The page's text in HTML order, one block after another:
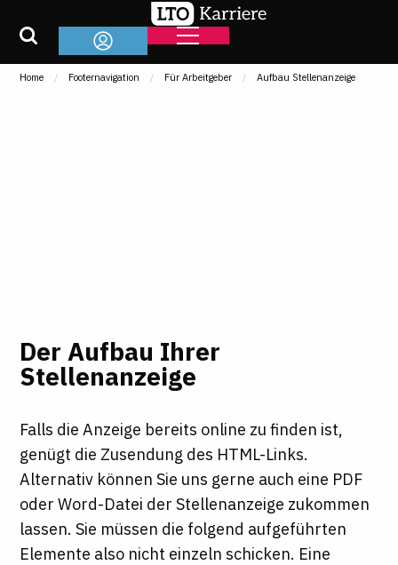
Home Footernavigation Für Arbeitgeber Aufbau Stellenanzeige
Der Aufbau Ihrer
Stellenanzeige
Falls die Anzeige bereits online zu finden ist,
genügt die Zusendung des HTML-Links.
Alternativ können Sie uns gerne auch eine PDF
oder Word-Datei der Stellenanzeige zukommen
lassen. Sie müssen die folgend aufgeführten
Elemente also nicht einzeln schicken. Eine